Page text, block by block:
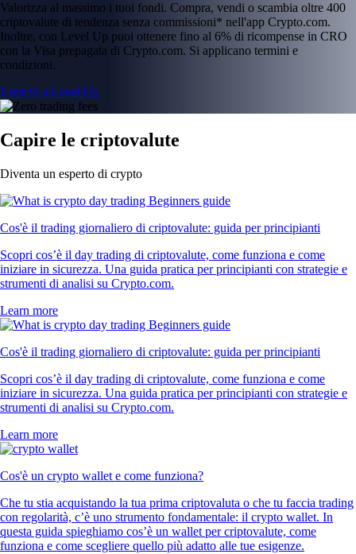
Valorizza al massimo i tuoi fondi. Compra, vendi o scambia oltre 400
criptovalute di tendenza senza commissioni* nell'app Crypto.com.
Inoltre, con Level Up puoi ottenere fino al 6% di ricompense in CRO
con la Visa prepagata di Crypto.com. Si applicano termini e
condizioni.
Unisciti a Level Up
Capire le criptovalute
Diventa un esperto di crypto
Cos'è il trading giornaliero di criptovalute: guida per principianti
Scopri cos’è il day trading di criptovalute, come funziona e come
iniziare in sicurezza. Una guida pratica per principianti con strategie e
strumenti di analisi su Crypto.com.
Learn more
Cos'è il trading giornaliero di criptovalute: guida per principianti
Scopri cos’è il day trading di criptovalute, come funziona e come
iniziare in sicurezza. Una guida pratica per principianti con strategie e
strumenti di analisi su Crypto.com.
Learn more
Cos'è un crypto wallet e come funziona?
Che tu stia acquistando la tua prima criptovaluta o che tu faccia trading
con regolarità, c’è uno strumento fondamentale: il crypto wallet. In
questa guida spieghiamo cos’è un wallet per criptovalute, come
funziona e come scegliere quello più adatto alle tue esigenze.